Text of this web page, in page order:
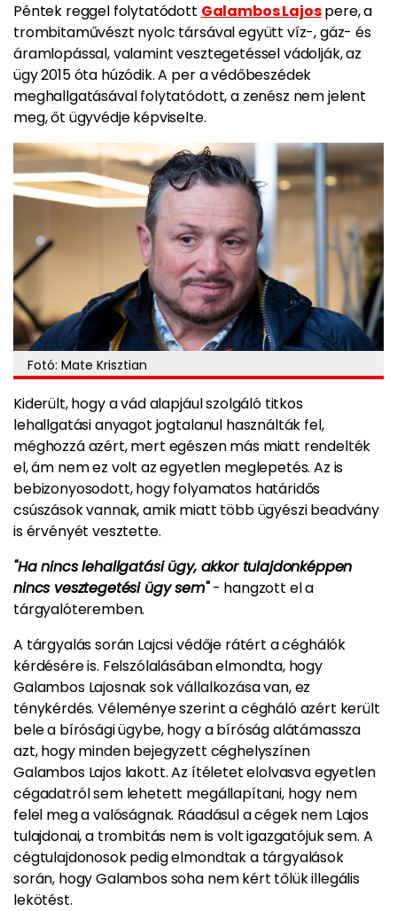
Péntek reggel folytatódott Galambos Lajospere, a
trombitaművészt nyolc társával együtt víz-, gáz- és
áramlopással, valamint vesztegetéssel vádolják, az
ügy 2015 óta húzódik. A per a védőbeszédek
meghallgatásával folytatódott, a zenész nem jelent
meg, őt ügyvédje képviselte.
Fotó: Mate Krisztian
Kiderült, hogy a vád alapjául szolgáló titkos
lehallgatási anyagot jogtalanul használták fel,
méghozzá azért, mert egészen más miatt rendelték
el, ám nem ez volt az egyetlen meglepetés. Az is
bebizonyosodott, hogy folyamatos határidős
csúszások vannak, amik miatt több ügyészi beadvány
is érvényét vesztette.
"Ha nincs lehallgatási ügy, akkor tulajdonképpen
nincs vesztegetési ügy sem"- hangzott el a
tárgyalóteremben.
A tárgyalás során Lajcsi védője rátért a céghálók
kérdésére is. Felszólalásában elmondta, hogy
Galambos Lajosnak sok vállalkozása van, ez
ténykérdés. Véleménye szerint a cégháló azért került
bele a bírósági ügybe, hogy a bíróság alátámassza
azt, hogy minden bejegyzett céghelyszínen
Galambos Lajos lakott. Az ítéletet elolvasva egyetlen
cégadatról sem lehetett megállapítani, hogy nem
felel meg a valóságnak. Ráadásul a cégek nem Lajos
tulajdonai, a trombitás nem is volt igazgatójuk sem. A
cégtulajdonosok pedig elmondtak a tárgyalások
során, hogy Galambos soha nem kért tőlük illegális
lekötést.